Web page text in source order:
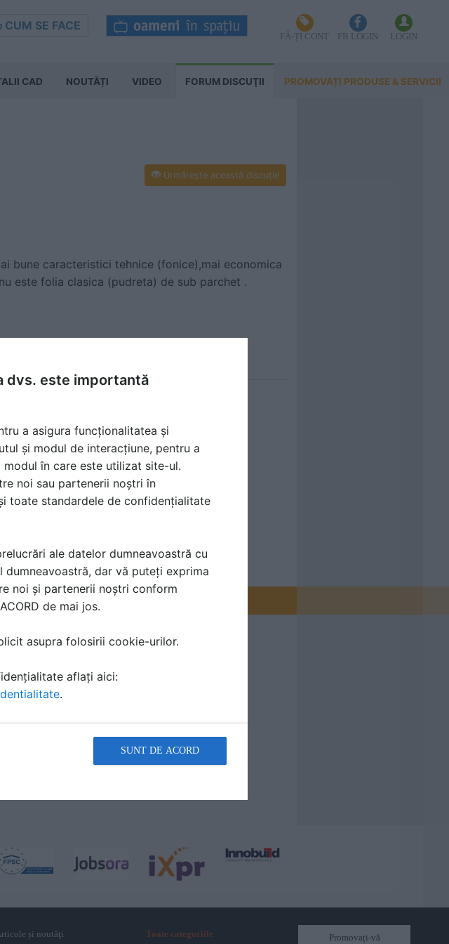
CUM SE FACE
FĂ-ȚI CONT FB LOGIN LOGIN
CAD NOUTĂȚI VIDEO FORUM DISCUŢII PROMOVAȚI PRODUSE & SERVICII
Urmăreşte această discuţie
bune caracteristici tehnice (fonice),mai economica
este folia clasica (pudreta) de sub parchet .
și noutăţi Toate categoriile
Promovați-vă
dvs. este importantă
a asigura funcționalitatea și
și modul de interacțiune, pentru a
în care este utilizat site-ul.
noi sau partenerii noștri în
toate standardele de confidențialitate
ale datelor dumneavoastră cu
dar vă puteți exprima
noi și partenerii noștri conform
de mai jos.
asupra folosirii cookie-urilor.
aflați aici:
.
SUNT DE ACORD